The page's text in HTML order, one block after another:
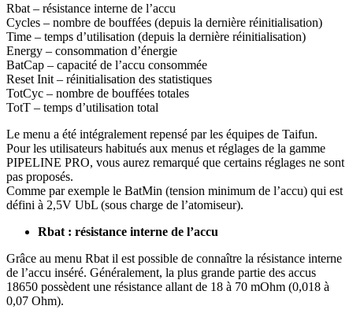
Rbat – résistance interne de l’accu
Cycles – nombre de bouffées (depuis la dernière réinitialisation)
Time – temps d’utilisation (depuis la dernière réinitialisation)
Energy – consommation d’énergie
BatCap – capacité de l’accu consommée
Reset Init – réinitialisation des statistiques
TotCyc – nombre de bouffées totales
TotT – temps d’utilisation total
Le menu a été intégralement repensé par les équipes de Taifun.
Pour les utilisateurs habitués aux menus et réglages de la gamme
PIPELINE PRO, vous aurez remarqué que certains réglages ne sont
pas proposés.
Comme par exemple le BatMin (tension minimum de l’accu) qui est
défini à 2,5V UbL (sous charge de l’atomiseur).
Rbat : résistance interne de l’accu
Grâce au menu Rbat il est possible de connaître la résistance interne
de l’accu inséré. Généralement, la plus grande partie des accus
18650 possèdent une résistance allant de 18 à 70 mOhm (0,018 à
0,07 Ohm).